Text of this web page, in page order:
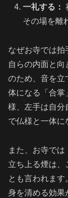
一礼する：
その場を離
なぜお寺では拍
自らの内面と
のため、音を立
体になる「合掌
様、左手は自分
で仏様と一体に
また、お寺では
立ち上る煙は、
とも言われま
身を清める効果